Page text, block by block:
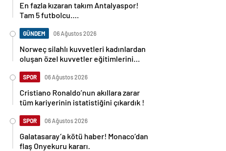
En fazla kızaran takım Antalyaspor!
Tam 5 futbolcu….
GÜNDEM 06 Ağustos 2026
Norweç silahlı kuvvetleri kadınlardan
oluşan özel kuvvetler eğitimlerini
SPOR 06 Ağustos 2026
Cristiano Ronaldo’nun akıllara zarar
tüm kariyerinin istatistiğini çıkardık !
SPOR 06 Ağustos 2026
Galatasaray’a kötü haber! Monaco’dan
flaş Onyekuru kararı.